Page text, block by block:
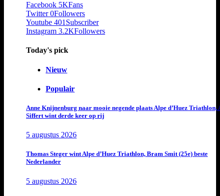
Facebook 5KFans
Twitter 0Followers
Youtube 401 Subscriber
Instagram 3.2KFollowers
Today's pick
Nieuw
Populair
Anne Knijnenburg naar mooie negende plaats Alpe d’Huez Triathlon,
Siffert wint derde keer op rij
5 augustus 2026
Thomas Steger wint Alpe d’Huez Triathlon, Bram Smit (25e) beste
Nederlander
5 augustus 2026